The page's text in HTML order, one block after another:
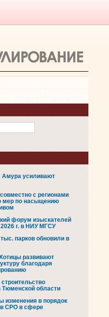
Амура усиливают
с регионами
мер по насыщению
форум изыскателей
г. в НИУ МГСУ
парков обновили в
развивают
благодаря
Тюменской области
изменения в порядок
СРО в сфере